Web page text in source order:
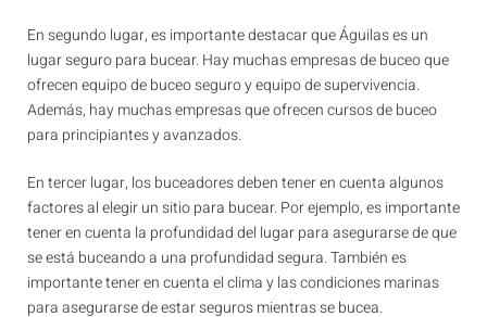
En segundo lugar, es importante destacar que Águilas es un
lugar seguro para bucear. Hay muchas empresas de buceo que
ofrecen equipo de buceo seguro y equipo de supervivencia.
Además, hay muchas empresas que ofrecen cursos de buceo
para principiantes y avanzados.
En tercer lugar, los buceadores deben tener en cuenta algunos
factores al elegir un sitio para bucear. Por ejemplo, es importante
tener en cuenta la profundidad del lugar para asegurarse de que
se está buceando a una profundidad segura. También es
importante tener en cuenta el clima y las condiciones marinas
para asegurarse de estar seguros mientras se bucea.